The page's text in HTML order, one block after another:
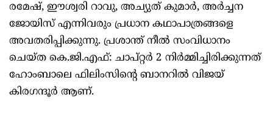
രമേഷ്, ഈശ്വരി റാവു, അച്യുത് കുമാര്‍, അര്‍ച്ചന
ജോയിസ് എന്നിവരും പ്രധാന കഥാപാത്രങ്ങളെ
അവതരിപ്പിക്കുന്നു. പ്രശാന്ത് നീല്‍ സംവിധാനം
ചെയ്ത കെ.ജി.എഫ്: ചാപ്റ്റര്‍ 2 നിര്‍മ്മിച്ചിരിക്കുന്നത്
ഹോംബാലെ ഫിലിംസിന്റെ ബാനറില്‍ വിജയ്
കിരഗന്ദൂര്‍ ആണ്.